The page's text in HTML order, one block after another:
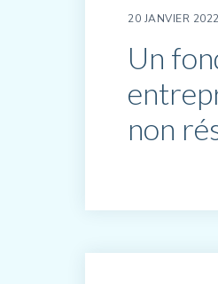
20 JANVIER 2022
Un
non